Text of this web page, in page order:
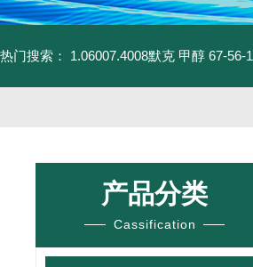
热门搜索： 1.06007.4008默克 甲醇 67-
产品分类
Cassification